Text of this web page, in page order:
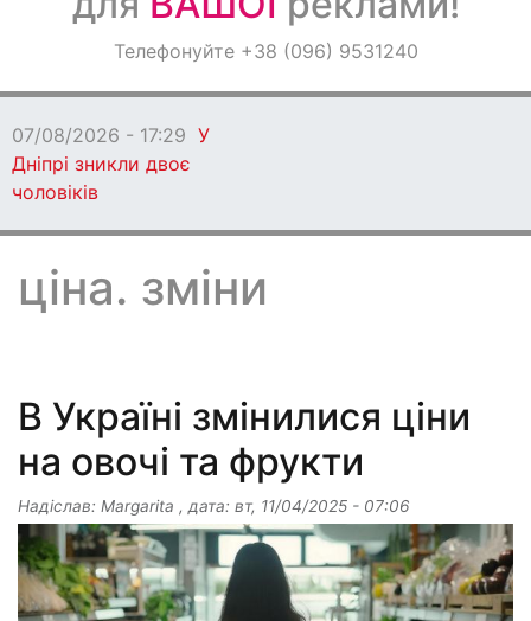
ОголошенняТелефонуйте +38 (096) 9531240
07/08/2026 - 17:29 У
Дніпрі зникли двоє
чоловіків
ціна. зміни
В Україні змінилися ціни
на овочі та фрукти
Надіслав: Margarita , дата: вт, 11/04/2025 - 07:06